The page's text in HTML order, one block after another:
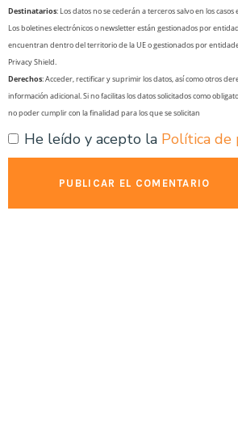
Destinatarios: Los datos no se cederán a terceros salvo en los
Los boletines electrónicos o newsletter están gestionados por
encuentran dentro del territorio de la UE o gestionados por
Privacy Shield.
Derechos: Acceder, rectificar y suprimir los datos, así como otros
información adicional. Si no facilitas los datos solicitados como
no poder cumplir con la finalidad para los que se solicitan
He leído y acepto la Política de